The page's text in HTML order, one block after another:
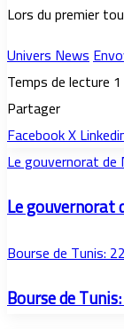
Lors du premier
Univers News
Temps de lecture
Partager
FacebookX
Le gouvernorat de
Le gouvernorat
Bourse de Tunis:
Bourse de